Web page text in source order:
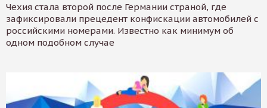
Чехия стала второй после Германии страной, где
зафиксировали прецедент конфискации автомобилей с
российскими номерами. Известно как минимум об
одном подобном случае